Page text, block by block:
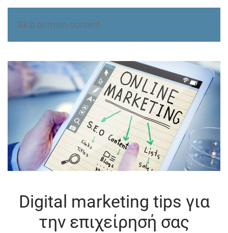
Skip to main content
Digital marketing tips για
την επιχείρησή σας